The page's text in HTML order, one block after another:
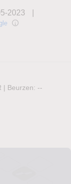
2023
| Beurzen: --